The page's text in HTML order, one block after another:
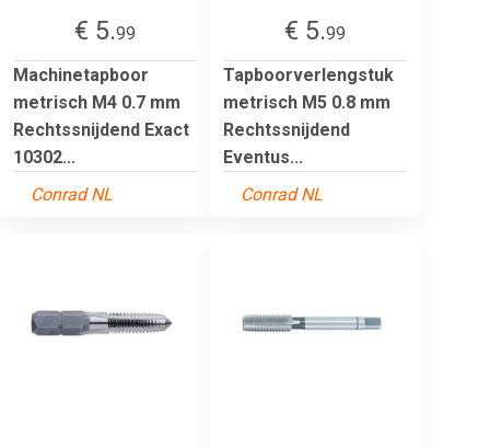
€ 5.99
Machinetapboor
metrisch M4 0.7 mm
Rechtssnijdend Exact
10302...
Conrad NL
€ 5.99
Tapboorverlengstuk
metrisch M5 0.8 mm
Rechtssnijdend
Eventus...
Conrad NL